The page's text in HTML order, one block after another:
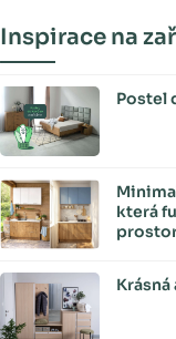
Inspirace na
Postel
která